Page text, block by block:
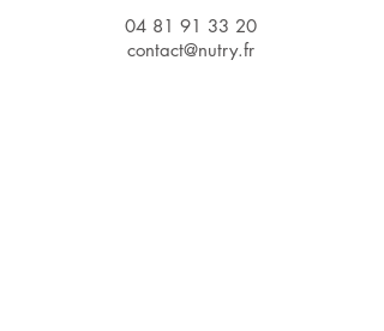
04 81 91 33 20
contact@nutry.fr